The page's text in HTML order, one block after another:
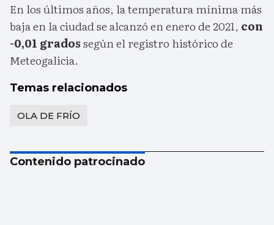
En los últimos años, la temperatura mínima más
baja en la ciudad se alcanzó en enero de 2021, con
-0,01 gradossegún el registro histórico de
Meteogalicia.
Temas relacionados
OLA DE FRÍO
Contenido patrocinado